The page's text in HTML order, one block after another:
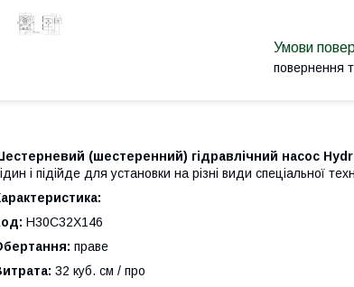
повернення
(шестеренний) гідравлічний насос
і підійде для установки на різні види спеціальної
H30C32X146
праве
32 куб. см / про